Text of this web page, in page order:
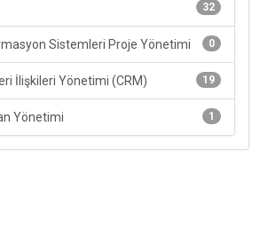
32
0
Sistemleri Proje Yönetimi
19
İlişkileri Yönetimi (CRM)
1
Yönetimi